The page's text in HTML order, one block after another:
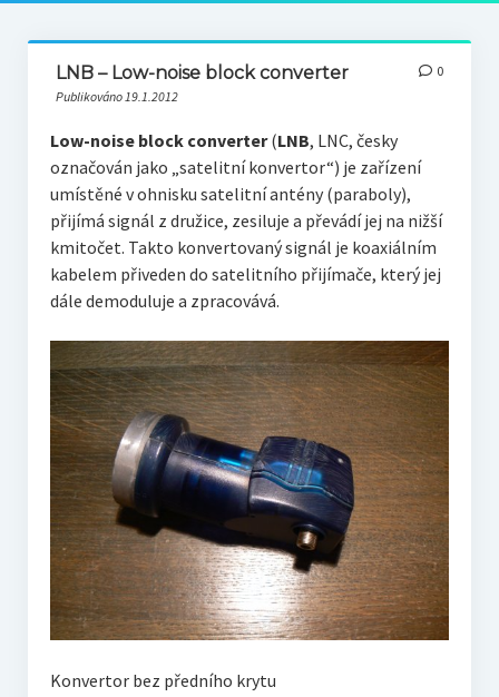
LNB – Low-noise block converter
Publikováno 19.1.2012
0
Low-noise block converter(LNB, LNC, česky
označován jako „satelitní konvertor“) je zařízení
umístěné v ohnisku satelitní antény (paraboly),
přijímá signál z družice, zesiluje a převádí jej na nižší
kmitočet. Takto konvertovaný signál je koaxiálním
kabelem přiveden do satelitního přijímače, který jej
dále demoduluje a zpracovává.
Konvertor bez předního krytu